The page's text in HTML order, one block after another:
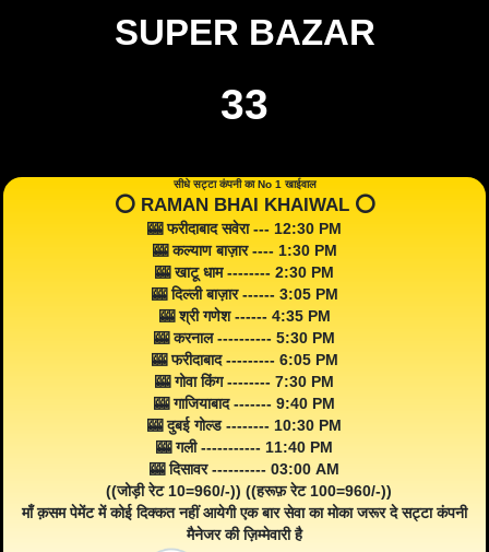
SUPER BAZAR
33
सीधे सट्टा कंपनी का No 1 खाईवाल
⭕️ RAMAN BHAI KHAIWAL ⭕️
🎰 फरीदाबाद सवेरा --- 12:30 PM
🎰 कल्याण बाज़ार ---- 1:30 PM
🎰 खाटू धाम -------- 2:30 PM
🎰 दिल्ली बाज़ार ------ 3:05 PM
🎰 श्री गणेश ------ 4:35 PM
🎰 करनाल ---------- 5:30 PM
🎰 फरीदाबाद --------- 6:05 PM
🎰 गोवा किंग -------- 7:30 PM
🎰 गाजियाबाद ------- 9:40 PM
🎰 दुबई गोल्ड -------- 10:30 PM
🎰 गली ----------- 11:40 PM
🎰 दिसावर ---------- 03:00 AM
((जोड़ी रेट 10=960/-)) ((हरूफ़ रेट 100=960/-))
माँ क़सम पेमेंट में कोई दिक्कत नहीं आयेगी एक बार सेवा का मोका जरूर दे सट्टा कंपनी
मैनेजर की ज़िम्मेवारी है